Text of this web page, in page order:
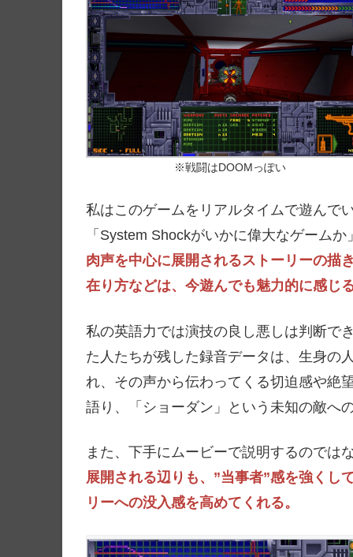
※戦闘はDOOMっぽい
私はこのゲームをリアルタイムで遊んで
「System Shockがいかに偉大なゲーム
肉声を中心に展開されるストーリーの描
在り方などは、今遊んでも魅力的に感じ
私の英語力では演技の良し悪しは判断で
た人たちが残した録音データは、生身の
れ、その声から伝わってくる切迫感や絶
語り、「ショーダン」という未知の敵へ
また、下手にムービーで説明するのでは
展開される辺りも、”当事者”感を強くし
リーへの没入感を高めてくれる。